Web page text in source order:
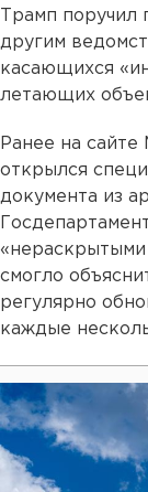
Трамп поручил
другим
касающихся
летающих
Ранее на
открылся
документа из
«нераскрытыми
смогло
регулярно
каждые